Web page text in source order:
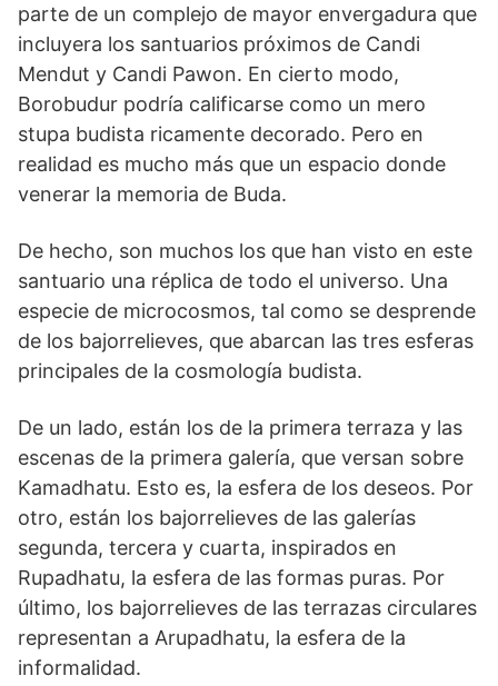
parte de un com­plejo de mayor envergadura que
incluyera los santuarios próximos de Candi
Mendut y Candi Pawon. En cierto modo,
Borobudur podría calificarse como un mero
stupa budista ricamente decorado. Pero en
realidad es mucho más que un espacio donde
venerar la memoria de Buda.
De hecho, son muchos los que han visto en este
san­tuario una réplica de todo el universo. Una
especie de microcosmos, tal como se desprende
de los bajorrelieves, que abarcan las tres esferas
principales de la cosmología budista.
De un lado, están los de la primera terraza y las
escenas de la primera galería, que versan sobre
Kamadhatu. Esto es, la esfera de los deseos. Por
otro, están los bajorrelieves de las galerías
segunda, tercera y cuarta, ins­pirados en
Rupadhatu, la esfera de las formas puras. Por
último, los bajorrelieves de las terrazas circulares
repre­sentan a Arupadhatu, la esfera de la
informalidad.